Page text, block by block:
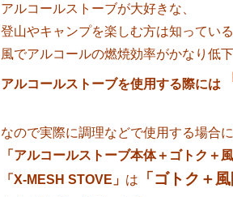
アルコールストーブが大好きな、
登山やキャンプを楽しむ方は知っている
風でアルコールの燃焼効率がかなり低下
アルコールストーブを使用する際には
なので実際に調理などで使用する場合に
「アルコールストーブ本体＋ゴトク＋風
「X-MESH STOVE」 は 「ゴトク＋風